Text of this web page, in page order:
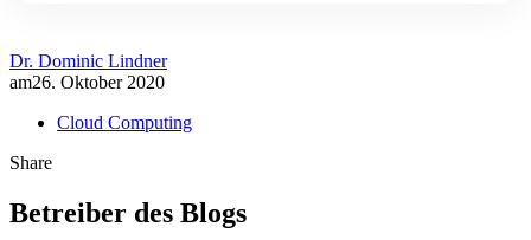
Dr. Dominic Lindner
am26. Oktober 2020
Cloud Computing
Share
Betreiber des Blogs